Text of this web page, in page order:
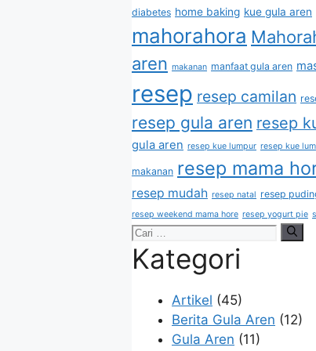
diabetes home baking kue gula aren
mahorahora
aren makanan manfaat gula aren
resep resep camilan
resep gula aren resep
gula aren resep kue lumpur resep kue
makanan resep mama
resep mudah resep natal resep
resep weekend mama hore resep yogurt pie
Kategori
Artikel (45)
Berita Gula Aren (12)
Gula Aren (11)